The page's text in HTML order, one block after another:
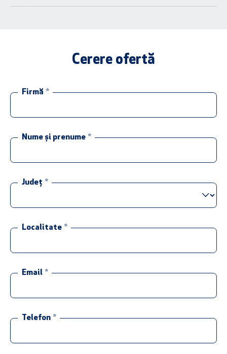
Cerere ofertă
Firmă *
Nume și prenume *
Județ *
Localitate *
Email *
Telefon *